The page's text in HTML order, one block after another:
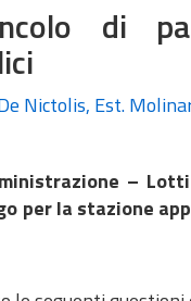
di
Nictolis, Est.
–
per la stazione